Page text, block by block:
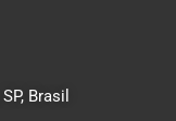
Brasil